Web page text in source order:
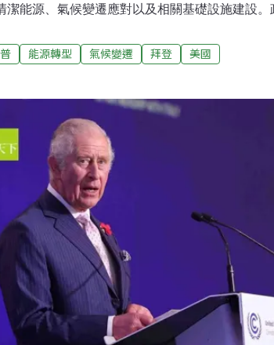
潔能源、氣候變遷應對以及相關基礎設施建設。
推進《降低通膨法案》的資金分配。官方透露，
1月20日，分配超過80%的剩餘撥款，以防止即
）表示，政府已透過《降低通膨法案》撥款
3.2兆元）的資金，用以投資清潔能源和提升美國
能源轉型 氣候變遷 拜登 美國